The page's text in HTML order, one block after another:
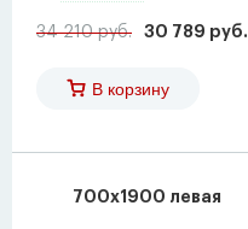
34 210 руб. 30 789 руб.
В корзину
700х1900 левая